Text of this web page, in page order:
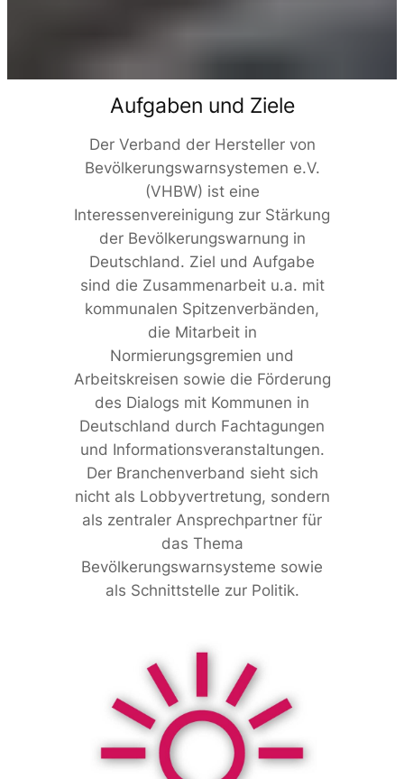
Aufgaben und Ziele
Der Verband der Hersteller von
Bevölkerungswarnsystemen e.V.
(VHBW) ist eine
Interessenvereinigung zur Stärkung
der Bevölkerungswarnung in
Deutschland. Ziel und Aufgabe
sind die Zusammenarbeit u.a. mit
kommunalen Spitzenverbänden,
die Mitarbeit in
Normierungsgremien und
Arbeitskreisen sowie die Förderung
des Dialogs mit Kommunen in
Deutschland durch Fachtagungen
und Informationsveranstaltungen.
Der Branchenverband sieht sich
nicht als Lobbyvertretung, sondern
als zentraler Ansprechpartner für
das Thema
Bevölkerungswarnsysteme sowie
als Schnittstelle zur Politik.